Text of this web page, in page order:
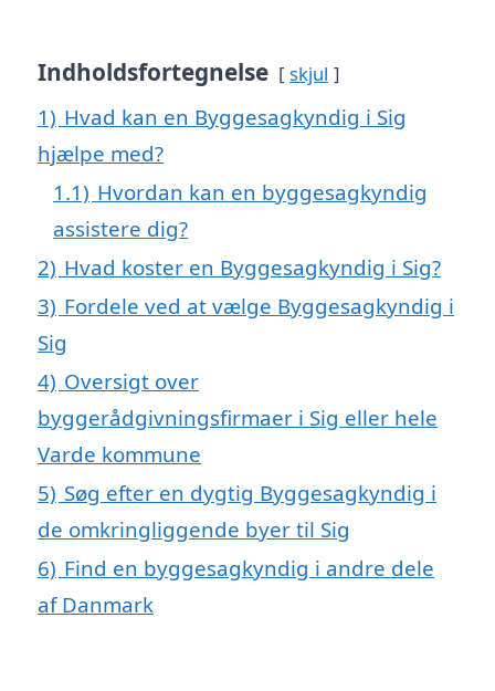
Indholdsfortegnelse skjul
1) Hvad kan en Byggesagkyndig i Sig
hjælpe med?
1.1) Hvordan kan en byggesagkyndig
assistere dig?
2) Hvad koster en Byggesagkyndig i Sig?
3) Fordele ved at vælge Byggesagkyndig i
Sig
4) Oversigt over
byggerådgivningsfirmaer i Sig eller hele
Varde kommune
5) Søg efter en dygtig Byggesagkyndig i
de omkringliggende byer til Sig
6) Find en byggesagkyndig i andre dele
af Danmark